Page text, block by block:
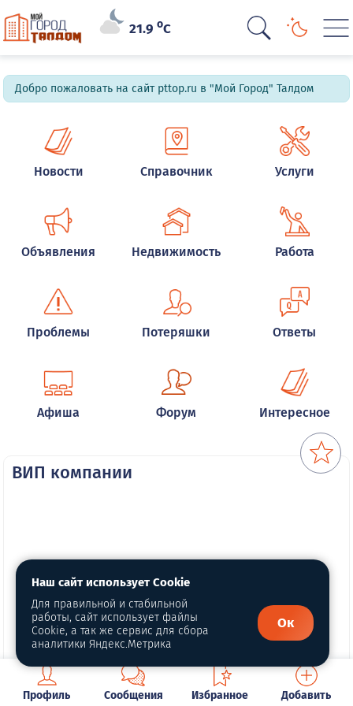
21.9oC
Добро пожаловать на сайт pttop.ru в "Мой Город" Талдом
Новости Справочник Услуги
Объявления Недвижимость Работа
Проблемы Потеряшки Ответы
Афиша Форум Интересное
ВИП компании
Профиль Сообщения Избранное Добавить
Наш сайт использует Cookie
Для правильной и стабильной
работы, сайт использует файлы
Cookie, а так же сервис для сбора
аналитики Яндекс.Метрика
Ок